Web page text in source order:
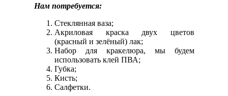
Нам потребуется:
Стеклянная ваза;
Акриловая краска двух цветов
(красный и зелёный) лак;
Набор для кракелюра, мы будем
использовать клей ПВА;
Губка;
Кисть;
Салфетки.